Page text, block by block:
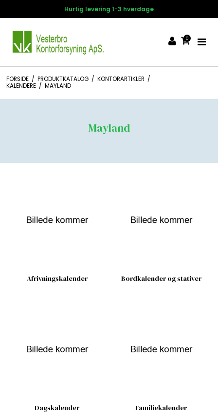
Hurtig levering 1-3 hverdage
0
FORSIDE / PRODUKTKATALOG / KONTORARTIKLER /
KALENDERE / MAYLAND
Mayland
Afrivningskalender Bordkalender og stativer
Dagskalender Familiekalender